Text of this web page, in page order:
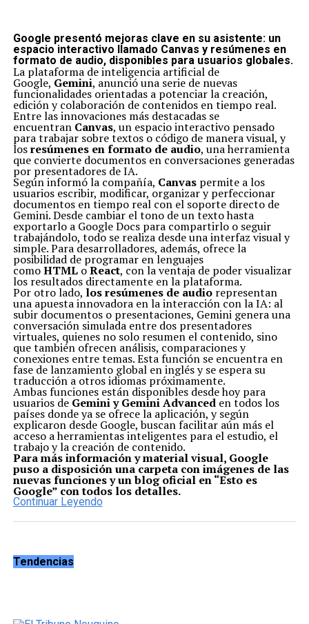
Google presentó mejoras clave en su asistente: un
espacio interactivo llamado Canvas y resúmenes en
formato de audio, disponibles para usuarios globales.
La plataforma de inteligencia artificial de
Google, Gemini, anunció una serie de nuevas
funcionalidades orientadas a potenciar la creación,
edición y colaboración de contenidos en tiempo real.
Entre las innovaciones más destacadas se
encuentran Canvas, un espacio interactivo pensado
para trabajar sobre textos o código de manera visual, y
losresúmenes en formato de audio, una herramienta
que convierte documentos en conversaciones generadas
por presentadores de IA.
Según informó la compañía, Canvaspermite a los
usuarios escribir, modificar, organizar y perfeccionar
documentos en tiempo real con el soporte directo de
Gemini. Desde cambiar el tono de un texto hasta
exportarlo a Google Docs para compartirlo o seguir
trabajándolo, todo se realiza desde una interfaz visual y
simple. Para desarrolladores, además, ofrece la
posibilidad de programar en lenguajes
comoHTMLoReact, con la ventaja de poder visualizar
los resultados directamente en la plataforma.
Por otro lado, los resúmenes de audiorepresentan
una apuesta innovadora en la interacción con la IA: al
subir documentos o presentaciones, Gemini genera una
conversación simulada entre dos presentadores
virtuales, quienes no solo resumen el contenido, sino
que también ofrecen análisis, comparaciones y
conexiones entre temas. Esta función se encuentra en
fase de lanzamiento global en inglés y se espera su
traducción a otros idiomas próximamente.
Ambas funciones están disponibles desde hoy para
usuarios de Gemini y Gemini Advanceden todos los
países donde ya se ofrece la aplicación, y según
explicaron desde Google, buscan facilitar aún más el
acceso a herramientas inteligentes para el estudio, el
trabajo y la creación de contenido.
Para más información y material visual, Google
puso a disposición una carpeta con imágenes de las
nuevas funciones y un blog oficial en “Esto es
Google” con todos los detalles.
Continuar Leyendo
Tendencias